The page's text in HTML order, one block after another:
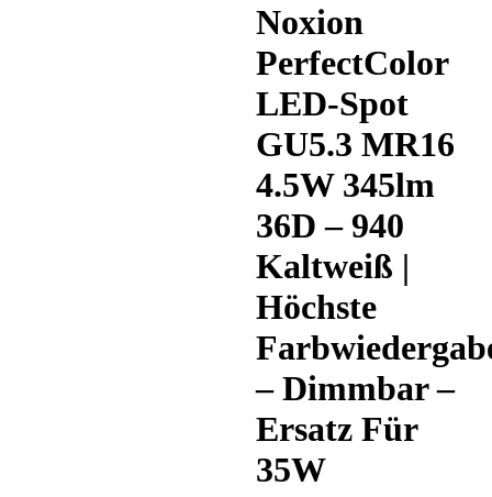
Noxion
PerfectColor
LED-Spot
GU5.3 MR16
4.5W 345lm
36D – 940
Kaltweiß |
Höchste
– Dimmbar –
Ersatz Für
35W